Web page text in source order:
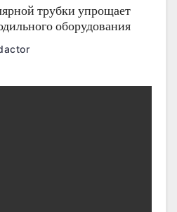
трубки упрощает
оборудования